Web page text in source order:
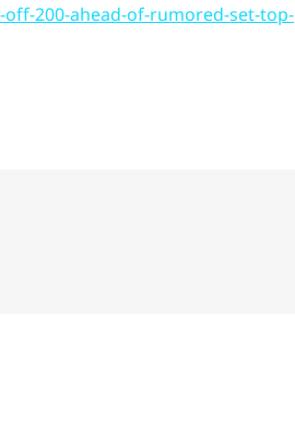
200-ahead-of-rumored-set-top-